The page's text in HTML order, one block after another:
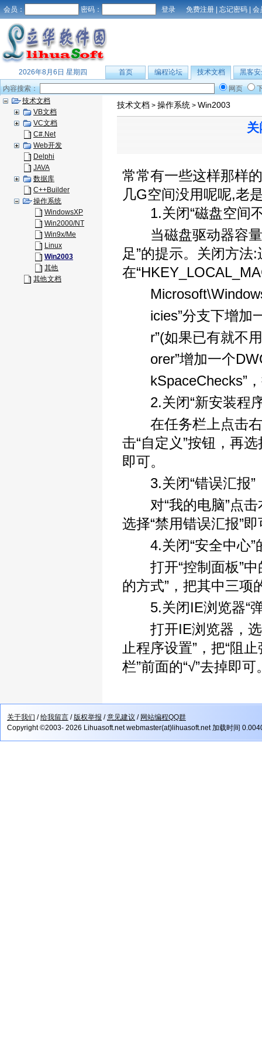
会员： 密码： 免费注册 | 忘记密码 | 会
2026年8月6日 星期四 首页 编程论坛 技术文档
黑客安
内容搜索：
网页
技术文档
VB文档
VC文档
C#.Net
Web开发
Delphi
JAVA
数据库
C++Builder
操作系统
WindowsXP
Win2000/NT
Win9x/Me
Linux
Win2003
其他
其他文档
技术文档 > 操作系统 > Win2003
常常有一些这样那样
几G空间没用呢呢,老
1.关闭“磁盘空间不
当磁盘驱动器容量
足”的提示。关闭方法
在
icies”分支下增加
r”(如果已有就不用
orer”增加一个
kSpaceChecks”，
2.关闭“新安装程序
在任务栏上点击右
击“自定义”按钮，再
即可。
3.关闭“错误汇报”
对“我的电脑”点击
选择“禁用错误汇报”
4.关闭“安全中心”
打开“控制面板”中
的方式”，把其中三项
5.关闭IE浏览器“弹
打开IE浏览器，选
止程序设置”，把“阻
栏”前面的“√”去掉即可
关于我们 /给我留言 /版权举报 /意见建议 / 网站编程QQ群
Copyright ©2003- 2026 Lihuasoft.net webmaster(at)lihuasoft.net 加载时间